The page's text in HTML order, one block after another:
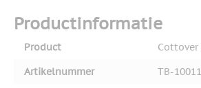
Productinformatie
Product
Artikelnummer
TB-